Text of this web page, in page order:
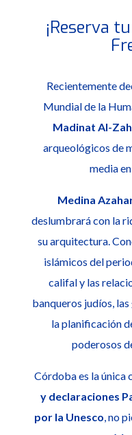
¡Reserva
Recientemente
Mundial de la
Madinat Al-
arqueológicos de
media
Medina
deslumbrará con la
su arquitectura.
islámicos del
califal y las
banqueros judíos,
la planificación
poderosos
Córdoba es la única
y declaraciones
por la Unesco , no